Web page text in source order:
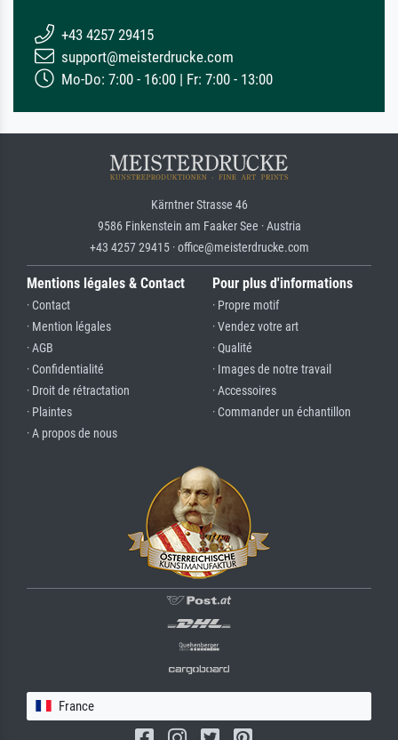
+43 4257 29415
support@meisterdrucke.com
Mo-Do: 7:00 - 16:00 | Fr: 7:00 - 13:00
Kärntner Strasse 46
9586 Finkenstein am Faaker See · Austria
+43 4257 29415 · office@meisterdrucke.com
Mentions légales & Contact
· Contact
· Mention légales
· AGB
· Confidentialité
· Droit de rétractation
· Plaintes
· A propos de nous
Pour plus d'informations
· Propre motif
· Vendez votre art
· Qualité
· Images de notre travail
· Accessoires
· Commander un échantillon
France